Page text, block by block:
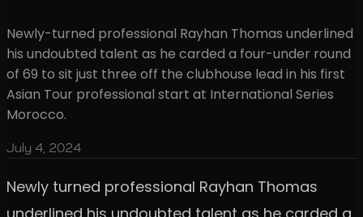
Newly-turned professional Rayhan Thomas underlined
his undoubted talent as he carded a four-under round
of 69 to sit just three off the clubhouse lead in his first
Asian Tour professional start at International Series
Morocco.
July 4, 2024
Newly turned professional Rayhan Thomas